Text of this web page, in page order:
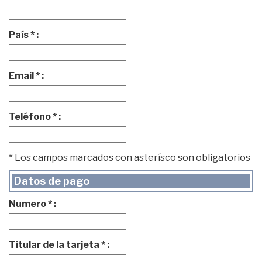
País * :
Email * :
Teléfono * :
* Los campos marcados con asterísco son obligatorios
Datos de pago
Numero * :
Titular de la tarjeta * :